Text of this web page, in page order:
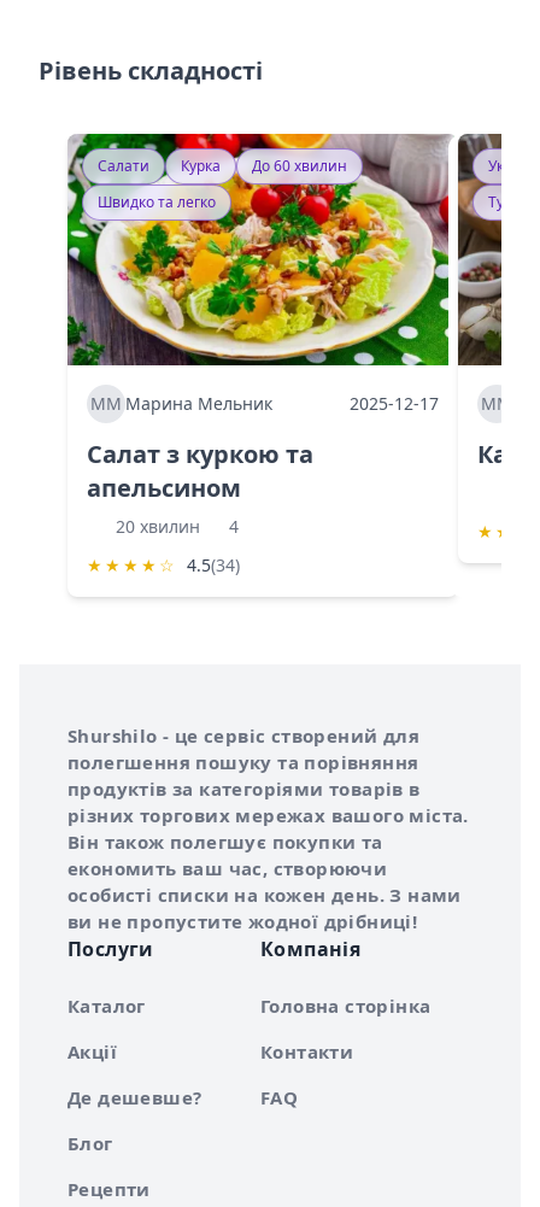
Рівень складності
Салати Курка
До 60 хвилин
Швидко та легко
ММ Марина Мельник 2025-12-17
Салат з куркою та
апельсином
20 хвилин
4
★ ★ ★ ★ ☆ 4.5(34)
ММ
★ ★
Про сервіс Shurshilo
Shurshilo - це сервіс створений для
полегшення пошуку та порівняння
продуктів за категоріями товарів в
різних торгових мережах вашого міста.
Він також полегшує покупки та
економить ваш час, створюючи
особисті списки на кожен день. З нами
ви не пропустите жодної дрібниці!
Послуги
Каталог
Акції
Де дешевше?
Блог
Рецепти
Компанія
Головна сторінка
Контакти
FAQ